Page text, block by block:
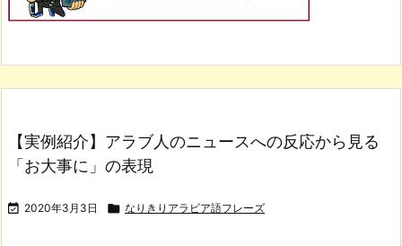
【実例紹介】アラブ人のニュースへの反応から見る
「お大事に」の表現
 2020年3月3日  なりきりアラビア語フレーズ